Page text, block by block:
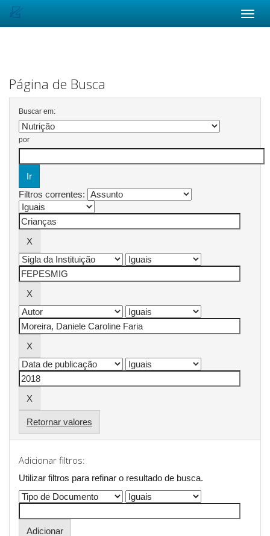
Página de Busca
Buscar em:
por
Filtros correntes:
Retornar valores
Adicionar filtros:
Utilizar filtros para refinar o resultado de busca.